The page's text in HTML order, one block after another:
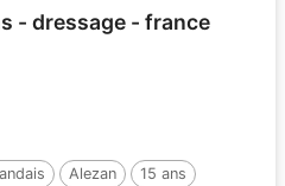
- dressage - france
Alezan
15 ans